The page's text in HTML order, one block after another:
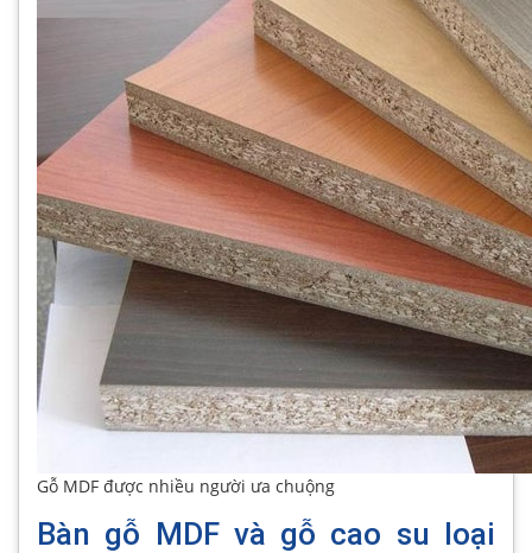
Gỗ MDF được nhiều người ưa chuộng
Bàn gỗ MDF và gỗ cao su loại